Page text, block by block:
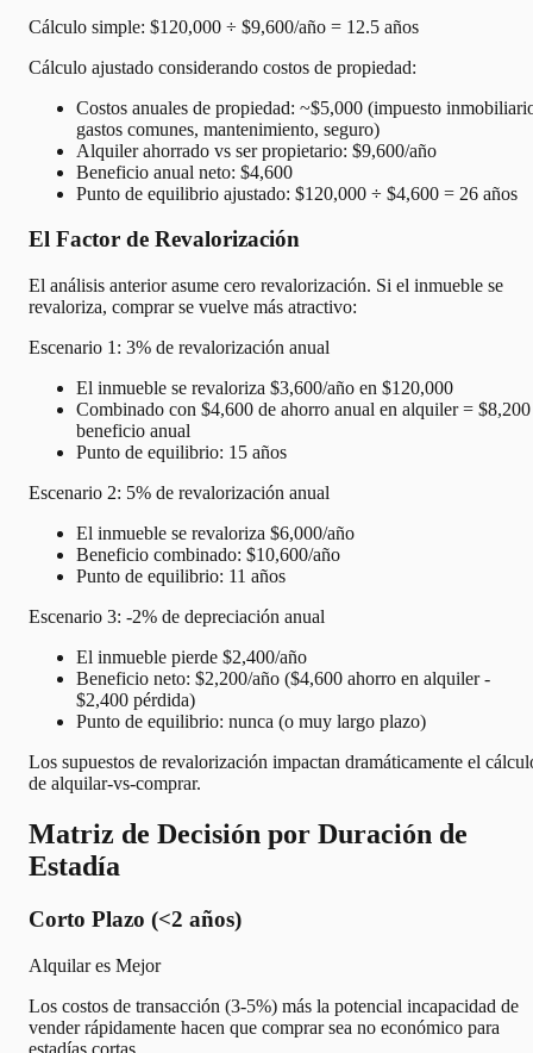
Cálculo simple: $120,000 ÷ $9,600/año = 12.5 años
Cálculo ajustado considerando costos de propiedad:
Costos anuales de propiedad: ~$5,000 (impuesto
gastos comunes, mantenimiento, seguro)
Alquiler ahorrado vs ser propietario: $9,600/año
Beneficio anual neto: $4,600
Punto de equilibrio ajustado: $120,000 ÷ $4,600 = 26 años
El Factor de Revalorización
El análisis anterior asume cero revalorización. Si el inmueble se
revaloriza, comprar se vuelve más atractivo:
Escenario 1: 3% de revalorización anual
El inmueble se revaloriza $3,600/año en $120,000
Combinado con $4,600 de ahorro anual en alquiler = $8,200
beneficio anual
Punto de equilibrio: 15 años
Escenario 2: 5% de revalorización anual
El inmueble se revaloriza $6,000/año
Beneficio combinado: $10,600/año
Punto de equilibrio: 11 años
Escenario 3: -2% de depreciación anual
El inmueble pierde $2,400/año
Beneficio neto: $2,200/año ($4,600 ahorro en alquiler -
$2,400 pérdida)
Punto de equilibrio: nunca (o muy largo plazo)
Los supuestos de revalorización impactan dramáticamente el
de alquilar-vs-comprar.
Matriz de Decisión por Duración de
Estadía
Corto Plazo (<2 años)
Alquilar es Mejor
Los costos de transacción (3-5%) más la potencial incapacidad de
vender rápidamente hacen que comprar sea no económico para
estadías cortas.